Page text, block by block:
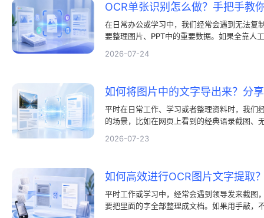
OCR单张识别怎么做？手把手教
在日常办公或学习中，我们经常会遇到无法复
要整理图片、PPT中的重要数据。如果全靠人
编辑的文本，已经成为许多人提高工作效率的
2026-07-24
平时在日常工作、学习或者整理资料时，我们
的场景，比如在网页上看到的经典语录截图、
强接受；但要是遇到字数很多的长图，手动输
2026-07-23
平时工作或学习中，经常会遇到领导发来截图
要把里面的字全部整理成文档。如果用手敲，